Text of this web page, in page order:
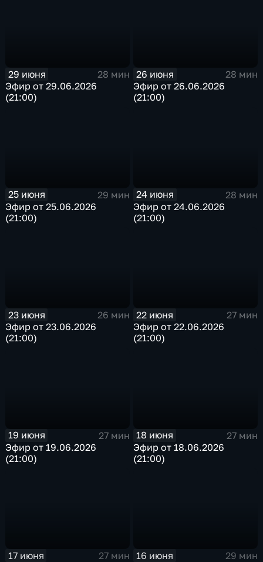
29 июня
28 мин
Эфир от 29.06.2026
(21:00)
26 июня
28 мин
Эфир от 26.06.2026
(21:00)
25 июня
29 мин
Эфир от 25.06.2026
(21:00)
24 июня
28 мин
Эфир от 24.06.2026
(21:00)
23 июня
26 мин
Эфир от 23.06.2026
(21:00)
22 июня
27 мин
Эфир от 22.06.2026
(21:00)
19 июня
27 мин
Эфир от 19.06.2026
(21:00)
18 июня
27 мин
Эфир от 18.06.2026
(21:00)
17 июня
27 мин
16 июня
29 мин